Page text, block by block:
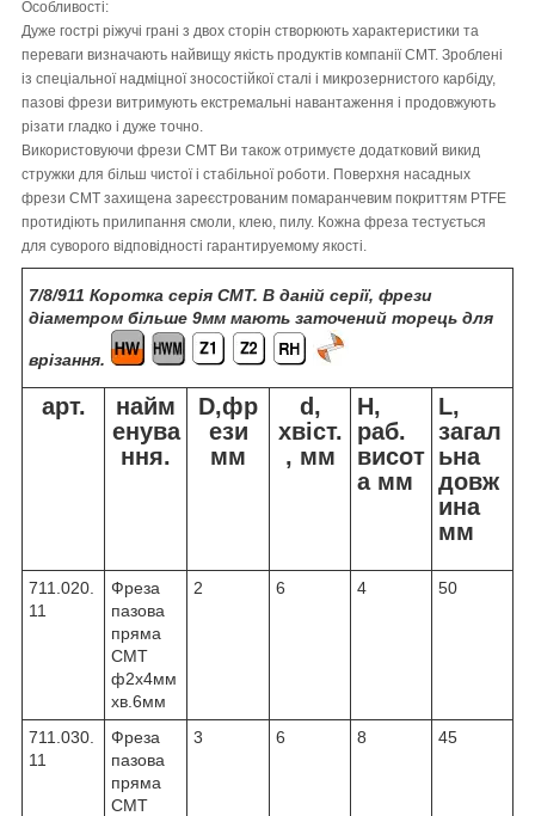
Особливості:
Дуже гострі ріжучі грані з двох сторін створюють характеристики та
переваги визначають найвищу якість продуктів компанії CMT. Зроблені
із спеціальної надміцної зносостійкої сталі і микрозернистого карбіду,
пазові фрези витримують екстремальні навантаження і продовжують
різати гладко і дуже точно.
Використовуючи фрези CMT Ви також отримуєте додатковий викид
стружки для більш чистої і стабільної роботи. Поверхня насадных
фрези CMT захищена зареєстрованим помаранчевим покриттям PTFE
протидіють прилипання смоли, клею, пилу. Кожна фреза тестується
для суворого відповідності гарантируемому якості.
7/8/911 Коротка серія CMT. В даній серії, фрези
діаметром більше 9мм мають заточений торець для
врізання.
арт.
найм
енува
ння.
D,фр
ези
мм
d,
хвіст.
, мм
H,
раб.
висот
а мм
L,
загал
ьна
довж
ина
мм
711.020.
11
Фреза
пазова
пряма
CMT
ф2х4мм
хв.6мм
2 6 4 50
711.030.
11
Фреза
пазова
пряма
CMT
3 6 8 45